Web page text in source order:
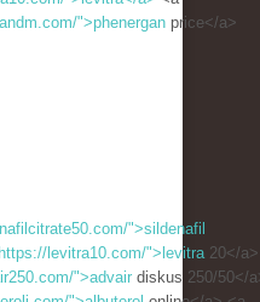
">phenergan price</a>
">sildenafil
https://levitra10.com/">levitra20</a>
">advair diskus 250/50</